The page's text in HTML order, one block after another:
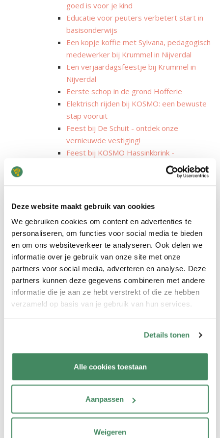
Deze website maakt gebruik van cookies
We gebruiken cookies om content en advertenties te
personaliseren, om functies voor social media te bieden
en om ons websiteverkeer te analyseren. Ook delen we
informatie over je gebruik van onze site met onze
partners voor social media, adverteren en analyse. Deze
partners kunnen deze gegevens combineren met andere
informatie die je aan ze hebt verstrekt of die ze hebben
verzameld op basis van je gebruik van hun services.
Details tonen
Alle cookies toestaan
Aanpassen
Weigeren
goed is voor je kind
Educatie voor peuters verbetert start in
basisonderwijs
Een kopje koffie met Sylvana, pedagogisch
medewerker bij Krummel in Nijverdal
Een verjaardagsfeestje bij Krummel in
Nijverdal
Eerste schop in de grond Hofferie
Elektrisch rijden bij KOSMO: een bewuste
stap vooruit
Feest bij De Schuit - ontdek onze
vernieuwde vestiging!
Feest bij KOSMO Hassinkbrink -
Feest! De BSO is weer volledig open
Enschede
make-over: 11 maart feest
Feestelijke opening De Hoge Esch in
Rijssen
Frisse make-over voor steeds meer
KOSMO-vestigingen
Gratis workshopavond: Zindelijkheid bij
jonge kinderen
Nationale Voorleesdagen bij Columbus
Kinderopvang KOSMO breidt uit met
Kinderopvangorganisatie Columbus Junior